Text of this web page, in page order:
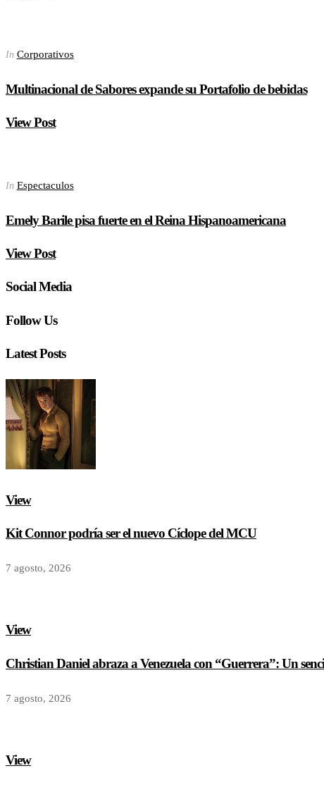
In Corporativos
Multinacional de Sabores expande su Portafolio de bebidas
View Post
In Espectaculos
Emely Barile pisa fuerte en el Reina Hispanoamericana
View Post
Social Media
Follow Us
Latest Posts
View
Kit Connor podría ser el nuevo Cíclope del MCU
7 agosto, 2026
View
Christian Daniel abraza a Venezuela con “Guerrera”: Un
7 agosto, 2026
View